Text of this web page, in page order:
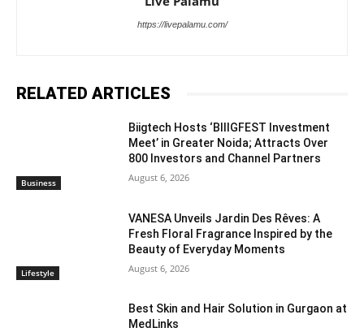
https://livepalamu.com/
RELATED ARTICLES
Business
Biigtech Hosts ‘BIIIGFEST Investment
Meet’ in Greater Noida; Attracts Over
800 Investors and Channel Partners
August 6, 2026
Lifestyle
VANESA Unveils Jardin Des Rêves: A
Fresh Floral Fragrance Inspired by the
Beauty of Everyday Moments
August 6, 2026
Best Skin and Hair Solution in Gurgaon at
MedLinks